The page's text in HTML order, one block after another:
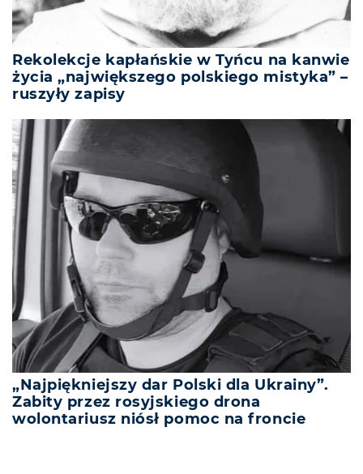
Rekolekcje kapłańskie w Tyńcu na kanwie
życia „największego polskiego mistyka” –
ruszyły zapisy
„Najpiękniejszy dar Polski dla Ukrainy”.
Zabity przez rosyjskiego drona
wolontariusz niósł pomoc na froncie